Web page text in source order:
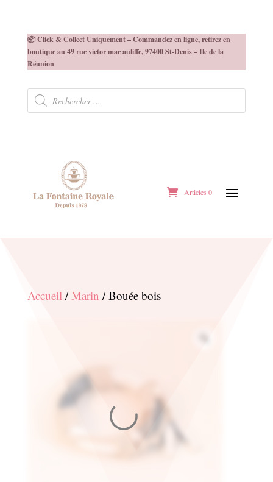
📦 Click & Collect Uniquement – Commandez en ligne, retirez en
boutique au 49 rue victor mac auliffe, 97400 St-Denis – Ile de la
Réunion
Recherche
produits
Articles 0
Accueil/Marin / Bouée bois